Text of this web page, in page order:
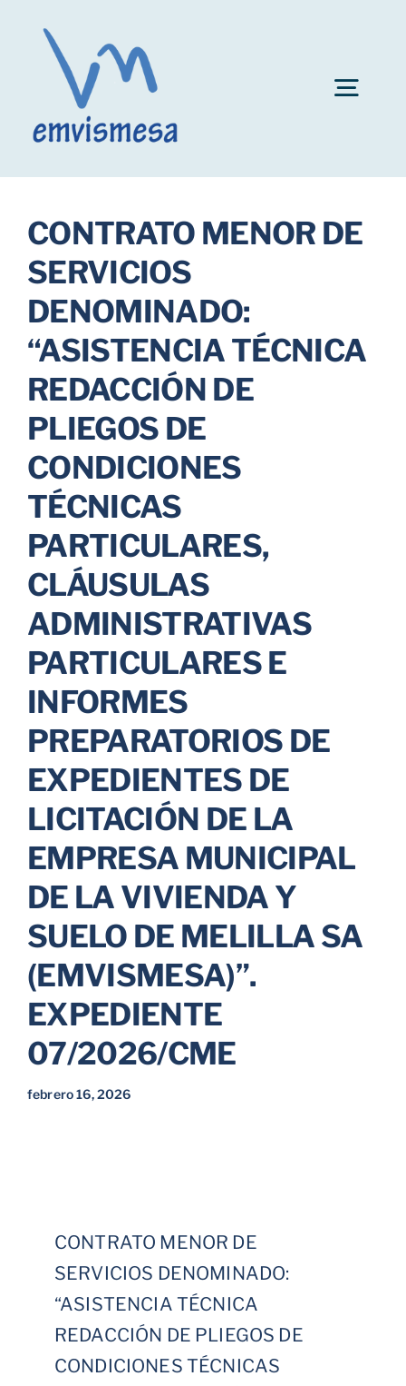
content
Ayuda al alquiler
Fianzas de inmuebles
Bonificaciones
Parkings
Promociones
CONTRATO MENOR DE
SERVICIOS
DENOMINADO:
“ASISTENCIA TÉCNICA
REDACCIÓN DE
PLIEGOS DE
CONDICIONES
TÉCNICAS
PARTICULARES,
CLÁUSULAS
ADMINISTRATIVAS
PARTICULARES E
INFORMES
PREPARATORIOS DE
EXPEDIENTES DE
LICITACIÓN DE LA
EMPRESA MUNICIPAL
DE LA VIVIENDA Y
SUELO DE MELILLA SA
(EMVISMESA)”.
EXPEDIENTE
07/2026/CME
febrero 16, 2026
CONTRATO MENOR DE
SERVICIOS DENOMINADO:
“ASISTENCIA TÉCNICA
REDACCIÓN DE PLIEGOS DE
CONDICIONES TÉCNICAS